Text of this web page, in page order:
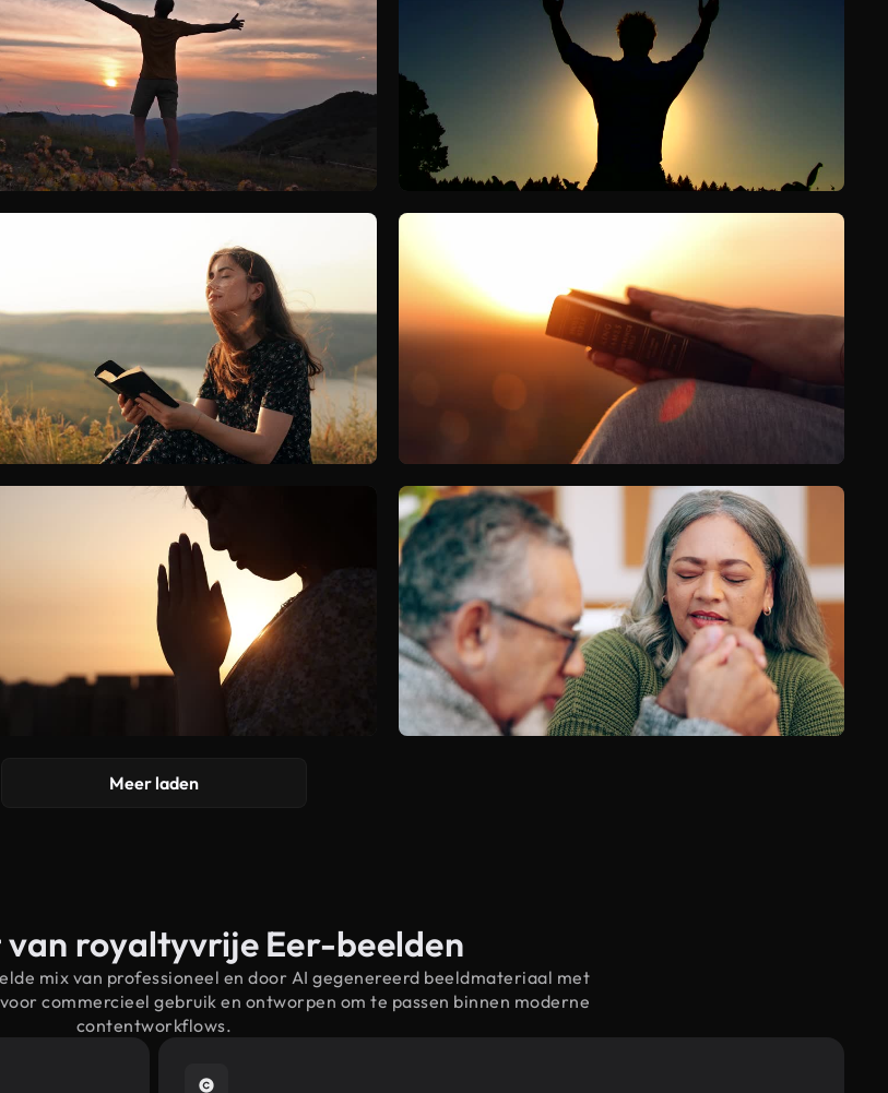
Meer laden
royaltyvrije Eer-beelden
mix van professioneel en door AI gegenereerd beeldmateriaal met
commercieel gebruik en ontworpen om te passen binnen moderne
contentworkflows.